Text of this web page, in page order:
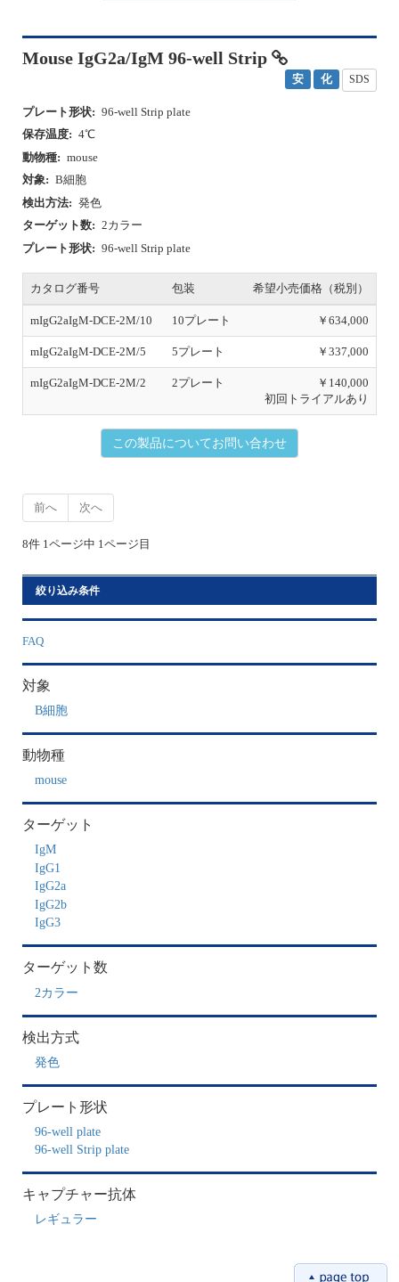
Mouse IgG2a/IgM 96-well Strip
安 化 SDS
プレート形状: 96-well Strip plate
保存温度: 4℃
動物種: mouse
対象: B細胞
検出方法: 発色
ターゲット数: 2カラー
プレート形状: 96-well Strip plate
カタログ番号 包装 希望小売価格（税別）
mIgG2aIgM-DCE-2M/10 10プレート ￥634,000
mIgG2aIgM-DCE-2M/5 5プレート ￥337,000
mIgG2aIgM-DCE-2M/2 2プレート
￥140,000
初回トライアルあり
この製品についてお問い合わせ
前へ 次へ
8件 1ページ中 1ページ目
絞り込み条件
FAQ
対象
B細胞
動物種
mouse
ターゲット
IgM
IgG1
IgG2a
IgG2b
IgG3
ターゲット数
2カラー
検出方式
発色
プレート形状
96-well plate
96-well Strip plate
キャプチャー抗体
レギュラー